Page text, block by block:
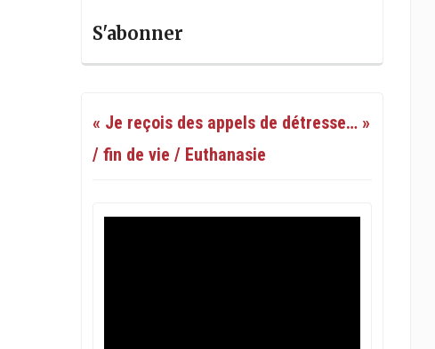
S'abonner
« Je reçois des appels de détresse… »
/ fin de vie / Euthanasie